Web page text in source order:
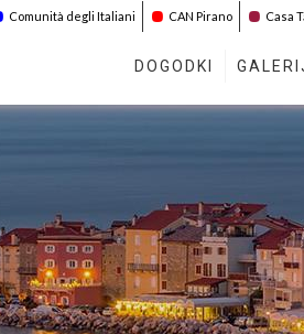
Comunità degli Italiani CAN Pirano Casa
DOGODKI